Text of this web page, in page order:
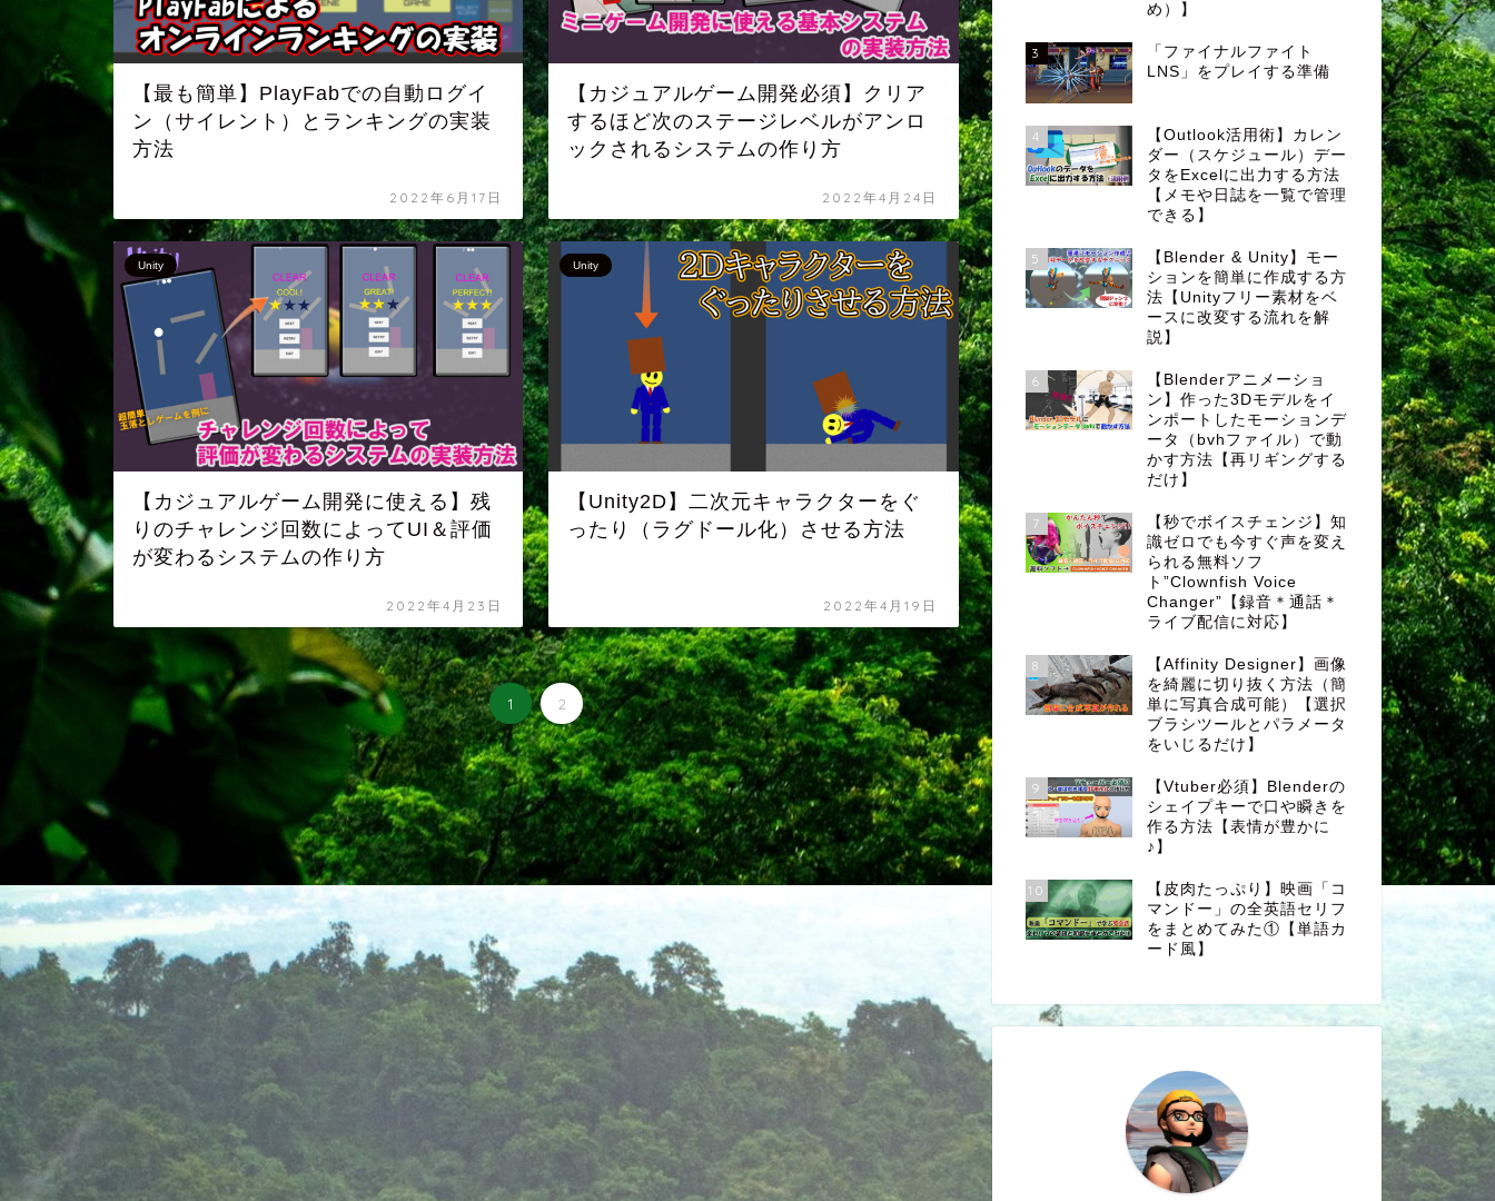
【最も簡単】PlayFabでの自動ログイ
ン（サイレント）とランキングの実装
方法
2022年6月17日
【カジュアルゲーム開発必須】クリア
するほど次のステージレベルがアンロ
ックされるシステムの作り方
2022年4月24日
Unity
【カジュアルゲーム開発に使える】残
りのチャレンジ回数によってUI＆評価
が変わるシステムの作り方
2022年4月23日
Unity
【Unity2D】二次元キャラクターをぐ
ったり（ラグドール化）させる方法
2022年4月19日
1 2
め）】
3
「ファイナルファイト
LNS」をプレイする準備
4
【Outlook活用術】カレン
ダー（スケジュール）デー
タをExcelに出力する方法
【メモや日誌を一覧で管理
できる】
5
【Blender & Unity】モー
ションを簡単に作成する方
法【Unityフリー素材をベ
ースに改変する流れを解
説】
6
【Blenderアニメーショ
ン】作った3Dモデルをイ
ンポートしたモーションデ
ータ（bvhファイル）で動
かす方法【再リギングする
だけ】
7
【秒でボイスチェンジ】知
識ゼロでも今すぐ声を変え
られる無料ソフ
ト”Clownfish Voice
Changer”【録音＊通話＊
ライブ配信に対応】
8
【Affinity Designer】画像
を綺麗に切り抜く方法（簡
単に写真合成可能）【選択
ブラシツールとパラメータ
をいじるだけ】
9
【Vtuber必須】Blenderの
シェイプキーで口や瞬きを
作る方法【表情が豊かに
♪】
10
【皮肉たっぷり】映画「コ
マンドー」の全英語セリフ
をまとめてみた①【単語カ
ード風】